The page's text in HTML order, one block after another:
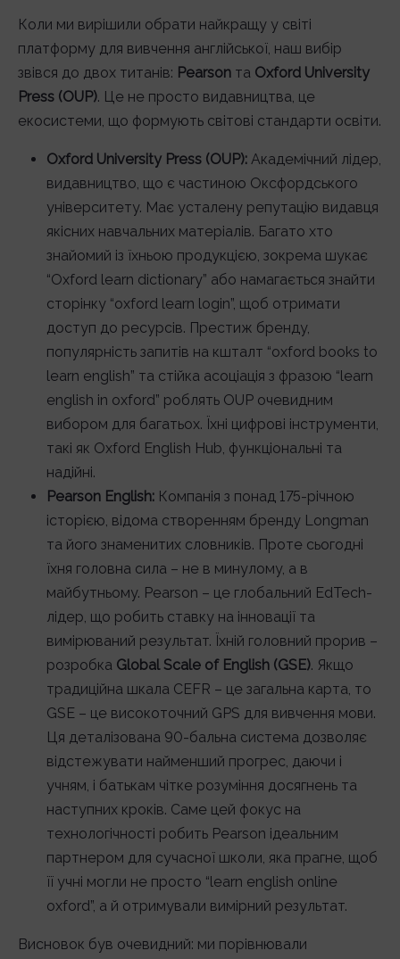
Коли ми вирішили обрати найкращу у світі
платформу для вивчення англійської, наш вибір
звівся до двох титанів: Pearson та Oxford University
Press (OUP). Це не просто видавництва, це
екосистеми, що формують світові стандарти освіти.
Oxford University Press (OUP): Академічний лідер,
видавництво, що є частиною Оксфордського
університету. Має усталену репутацію видавця
якісних навчальних матеріалів. Багато хто
знайомий із їхньою продукцією, зокрема шукає
“Oxford learn dictionary” або намагається знайти
сторінку “oxford learn login”, щоб отримати
доступ до ресурсів. Престиж бренду,
популярність запитів на кшталт “oxford books to
learn english” та стійка асоціація з фразою “learn
english in oxford” роблять OUP очевидним
вибором для багатьох. Їхні цифрові інструменти,
такі як Oxford English Hub, функціональні та
надійні.
Pearson English: Компанія з понад 175-річною
історією, відома створенням бренду Longman
та його знаменитих словників. Проте сьогодні
їхня головна сила – не в минулому, а в
майбутньому. Pearson – це глобальний EdTech-
лідер, що робить ставку на інновації та
вимірюваний результат. Їхній головний прорив –
розробка Global Scale of English (GSE). Якщо
традиційна шкала CEFR – це загальна карта, то
GSE – це високоточний GPS для вивчення мови.
Ця деталізована 90-бальна система дозволяє
відстежувати найменший прогрес, даючи і
учням, і батькам чітке розуміння досягнень та
наступних кроків. Саме цей фокус на
технологічності робить Pearson ідеальним
партнером для сучасної школи, яка прагне, щоб
її учні могли не просто “learn english online
oxford”, а й отримували вимірний результат.
Висновок був очевидний: ми порівнювали